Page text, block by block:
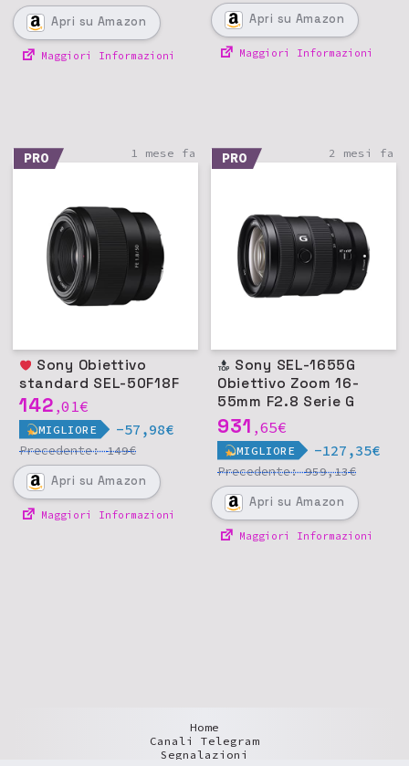
Apri su Amazon
Maggiori Informazioni
Apri su Amazon
Maggiori Informazioni
PRO 1 mese fa
standard SEL-50F18F
142 ,01€
MIGLIORE -57,98€
Precedente:149€
Apri su Amazon
Maggiori Informazioni
PRO 2 mesi fa
Obiettivo Zoom 16-
55mm F2.8 Serie G
APS-C E
931 ,65€
MIGLIORE -127,35€
Precedente:959,13€
Apri su Amazon
Maggiori Informazioni
Home
Canali Telegram
Segnalazioni